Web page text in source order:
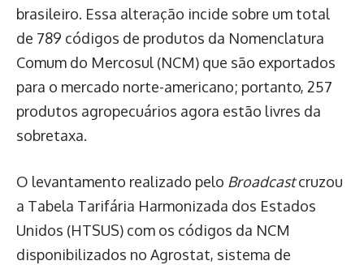
brasileiro. Essa alteração incide sobre um total
de 789 códigos de produtos da Nomenclatura
Comum do Mercosul (NCM) que são exportados
para o mercado norte-americano; portanto, 257
produtos agropecuários agora estão livres da
sobretaxa.
O levantamento realizado pelo Broadcastcruzou
a Tabela Tarifária Harmonizada dos Estados
Unidos (HTSUS) com os códigos da NCM
disponibilizados no Agrostat, sistema de